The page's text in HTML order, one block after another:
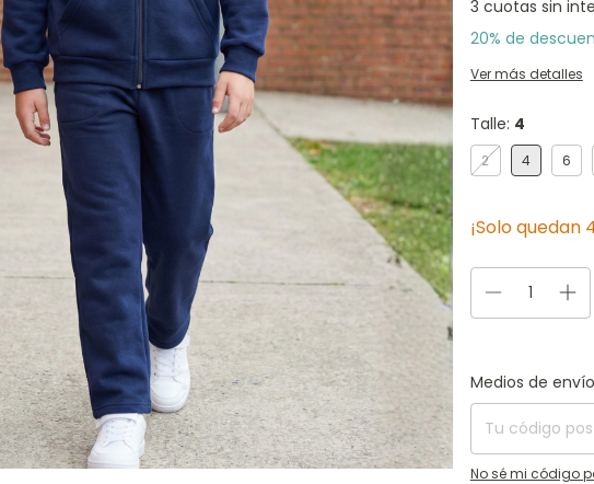
3 cuotas sin
20% de
Ver más detalles
Talle: 4
2 4 6
¡Solo quedan
Entregas para el CP:
Medios de envío
No sé mi código